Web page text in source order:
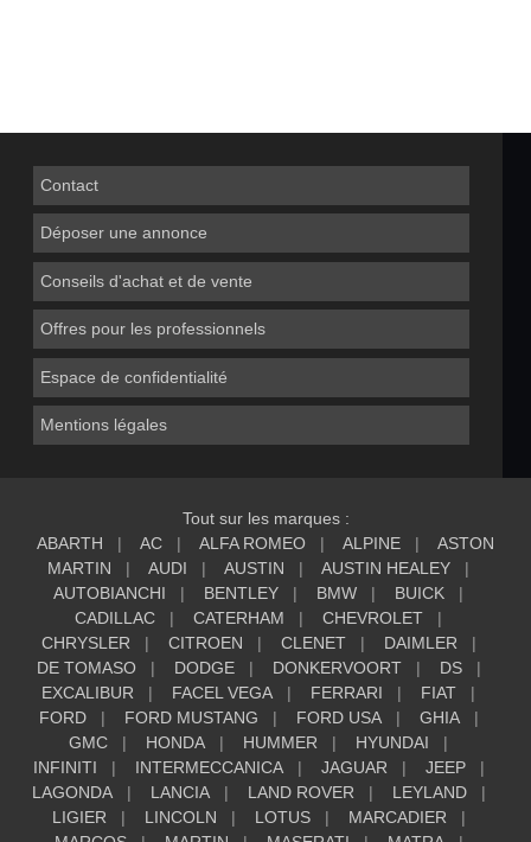
Contact
Déposer une annonce
Conseils d'achat et de vente
Offres pour les professionnels
Espace de confidentialité
Mentions légales
Tout sur les marques :
ABARTH
AC ALFA ROMEO ALPINE
ASTON
MARTIN
AUDI AUSTIN
AUSTIN HEALEY
AUTOBIANCHI
BENTLEY BMW
BUICK
CADILLAC
CATERHAM
CHEVROLET
CHRYSLER
CITROEN CLENET
DAIMLER
DE TOMASO
DODGE DONKERVOORT
DS
EXCALIBUR
FACEL VEGA FERRARI
FIAT
FORD
FORD MUSTANG FORD USA
GHIA
GMC
HONDA HUMMER
HYUNDAI
INFINITI
INTERMECCANICA JAGUAR
JEEP
LAGONDA
LANCIA LAND ROVER
LEYLAND
LIGIER
LINCOLN LOTUS
MARCADIER